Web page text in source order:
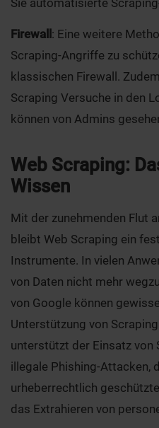
Firewall : Eine weitere
Scraping-Angriffe zu
klassischen Firewall.
Scraping Versuche in den
können von Admins
Web Scraping:
Wissen
Mit der zunehmenden Flut
bleibt Web Scraping ein
Instrumente. In vielen
von Daten nicht mehr
von Google können
Unterstützung von
unterstützt der Einsatz von
illegale Phishing-Attacken,
urheberrechtlich
das Extrahieren von